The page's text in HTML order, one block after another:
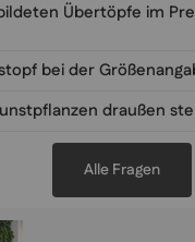
Übertöpfe im
bei der
draußen
Alle Fragen